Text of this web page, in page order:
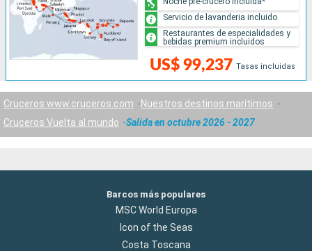
US$ 99,237 Tasas incluidas
Servicio de lavanderia incluido
Restaurantes de especialidades y
bebidas premium incluidos
Cruceros www.cruceros.com
Nuestros destinos marítimos
Cruceros Vuelta al mundo
Salida en octubre 2026 - 2027
Barcos más populares
MSC World Europa
Icon of the Seas
Costa Toscana